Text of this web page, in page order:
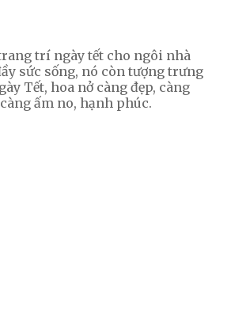
trí ngày tết cho ngôi nhà
sức sống, nó còn tượng trưng
Tết, hoa nở càng đẹp, càng
ấm no, hạnh phúc.